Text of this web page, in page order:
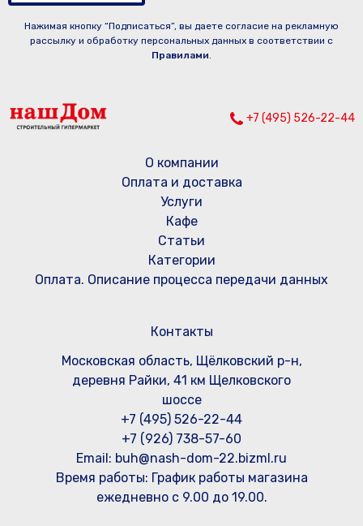
Нажимая кнопку “Подписаться”, вы даете согласие на рекламную
рассылку и обработку персональных данных в соответствии с
Правилами.
+7 (495) 526-22-44
О компании
Оплата и доставка
Услуги
Кафе
Статьи
Категории
Оплата. Описание процесса передачи данных
Контакты
Московская область, Щёлковский р-н,
деревня Райки, 41 км Щелковского
шоссе
+7 (495) 526-22-44
+7 (926) 738-57-60
Email: buh@nash-dom-22.bizml.ru
Время работы: График работы магазина
ежедневно с 9.00 до 19.00.